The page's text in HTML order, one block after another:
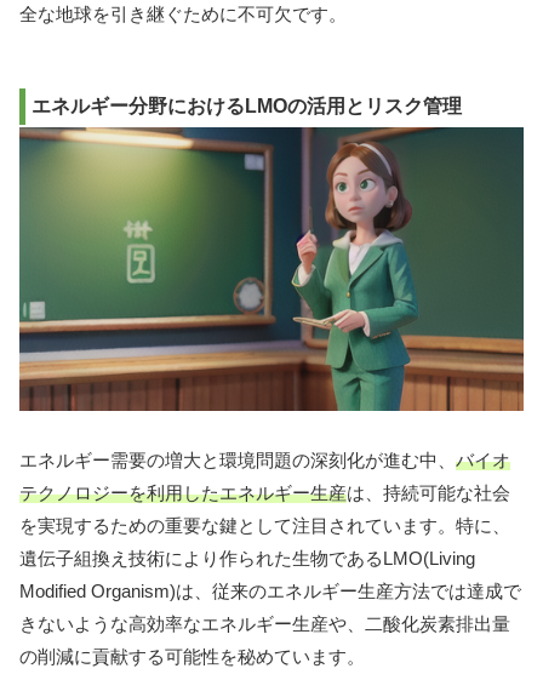
全な地球を引き継ぐために不可欠です。
エネルギー分野におけるLMOの活用とリスク管理
エネルギー需要の増大と環境問題の深刻化が進む中、 バイオ
テクノロジーを利用したエネルギー生産は、持続可能な社会
を実現するための重要な鍵として注目されています。特に、
遺伝子組換え技術により作られた生物であるLMO(Living
Modified Organism)は、従来のエネルギー生産方法では達成で
きないような高効率なエネルギー生産や、二酸化炭素排出量
の削減に貢献する可能性を秘めています。